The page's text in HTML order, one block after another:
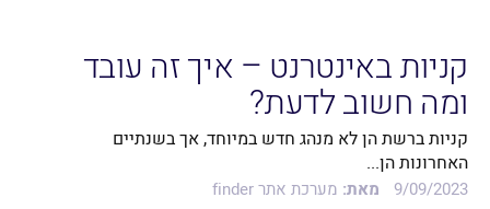
קניות באינטרנט – איך זה עובד
ומה חשוב לדעת?
קניות ברשת הן לא מנהג חדש במיוחד, אך בשנתיים
האחרונות הן...
9/09/2023 מאת: מערכת אתר finder